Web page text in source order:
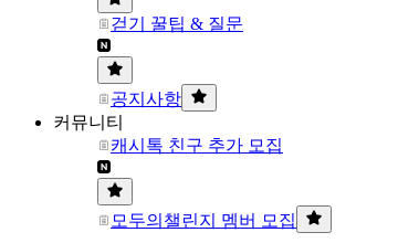
걷기 꿀팁 & 질문
공지사항
커뮤니티
캐시톡 친구 추가 모집
모두의챌린지 멤버 모집